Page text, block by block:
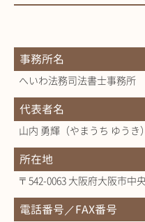
事務所名
へいわ法務司法書士事務所
代表者名
山内 勇輝（やまうち ゆうき）
所在地
〒542-0063 大阪府大阪市中
電話番号／FAX番号